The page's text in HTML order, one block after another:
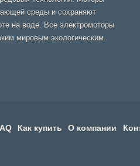
среды и сохраняют
на воде. Все электромоторы
мировым экологическим
Как купить О компании